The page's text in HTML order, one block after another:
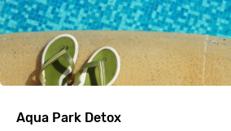
Aqua Park Detox